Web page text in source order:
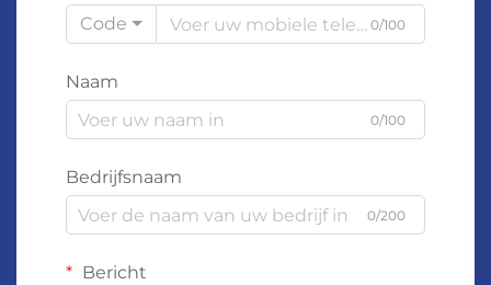
Code
0/100
Naam
0/100
Bedrijfsnaam
0/200
Bericht